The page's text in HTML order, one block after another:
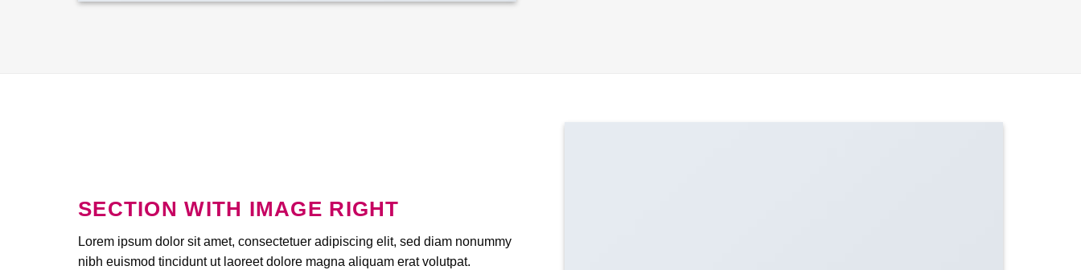
SECTION WITH IMAGE RIGHT
Lorem ipsum dolor sit amet, consectetuer adipiscing elit, sed diam nonummy
nibh euismod tincidunt ut laoreet dolore magna aliquam erat volutpat.